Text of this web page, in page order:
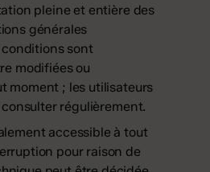
pleine et entière des
générales
conditions sont
modifiées ou
moment ; les utilisateurs
régulièrement.
accessible à tout
pour raison de